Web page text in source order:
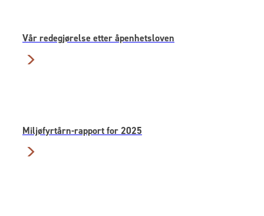
Vår redegjørelse etter åpenhetsloven
Miljøfyrtårn-rapport for 2025